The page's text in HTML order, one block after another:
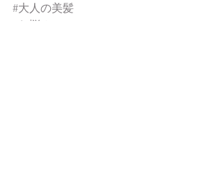
#大人の美髪
#お悩みヘア